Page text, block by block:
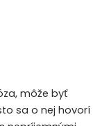
môže byť
sa o nej hovorí